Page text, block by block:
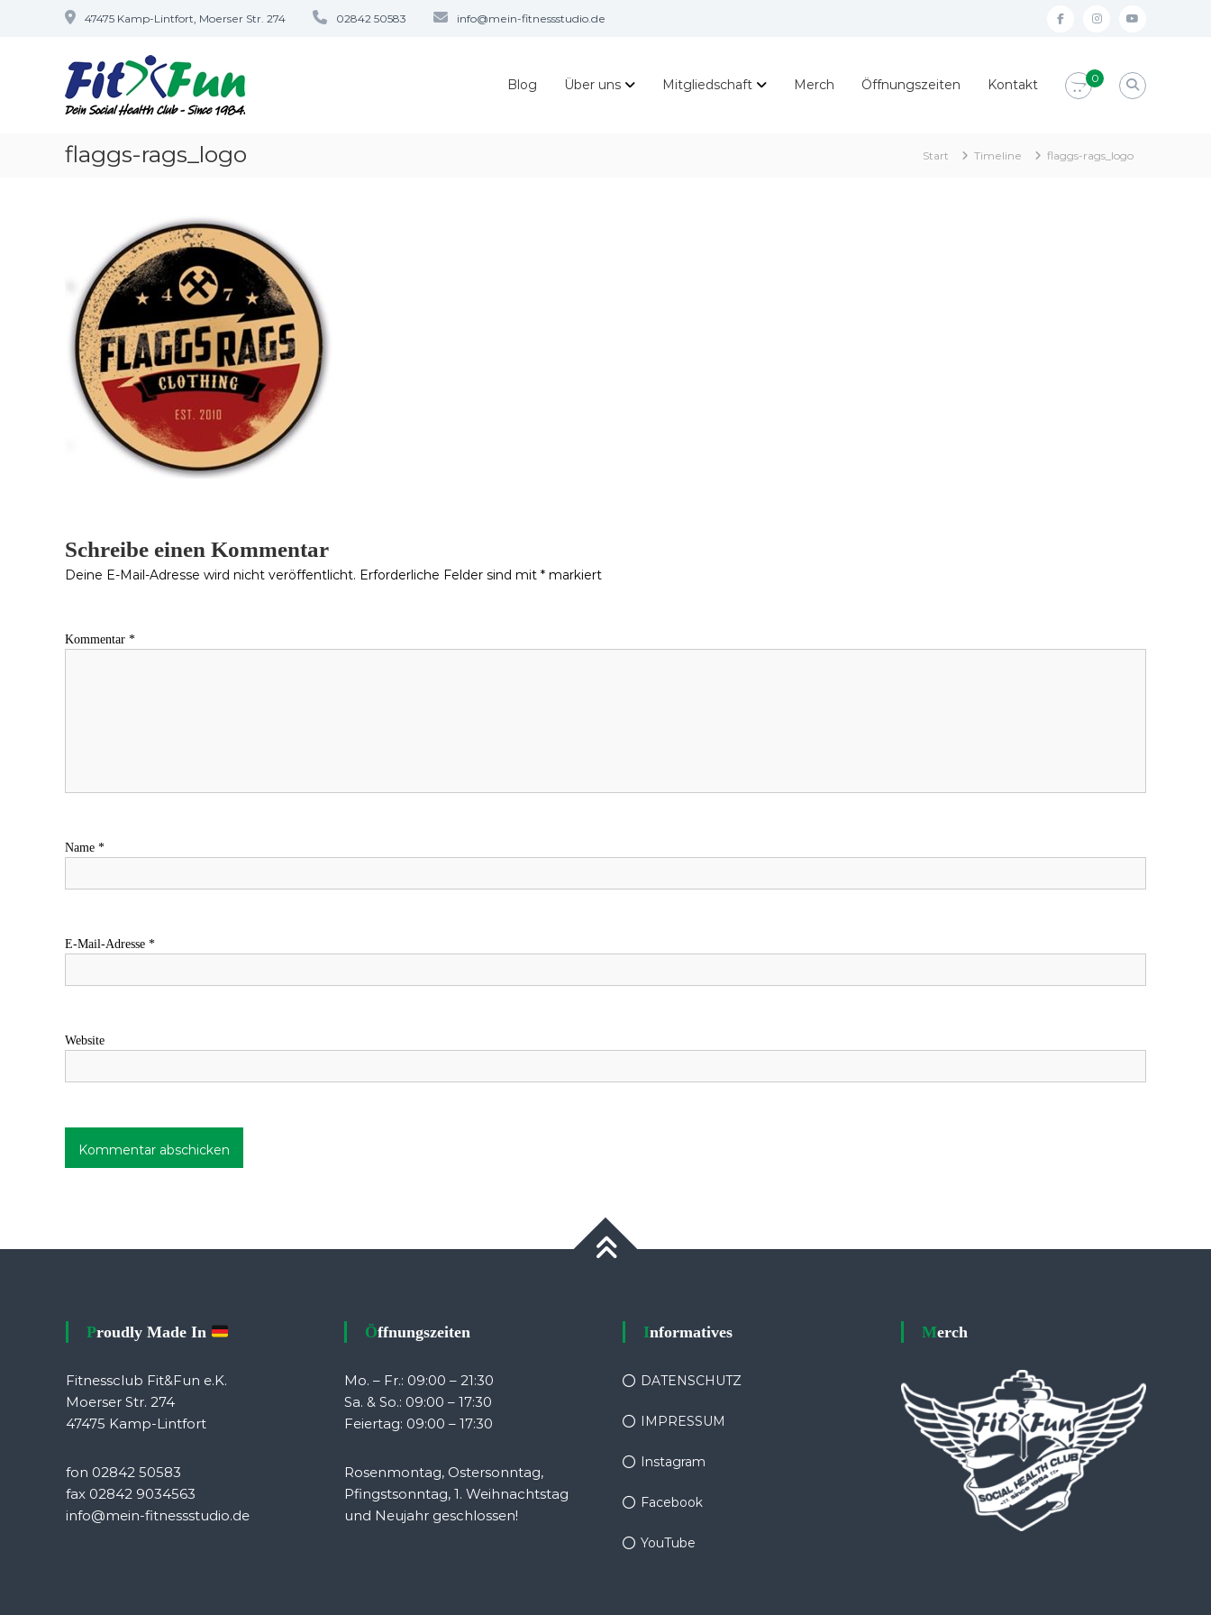
47475 Kamp-Lintfort, Moerser Str. 274 02842 50583 info@mein-fitnessstudio.de #Facebook#Instagram
Fit&Fun
–
Dein
Fitnessstudio
in
Kamp-
Since
1984
Blog Über uns Mitgliedschaft Merch Öffnungszeiten Kontakt 0
flaggs-rags_logo Start Timeline flaggs-rags_logo
Schreibe einen Kommentar
Deine E-Mail-Adresse wird nicht veröffentlicht. Erforderliche Felder sind mit * markiert
Kommentar *
Name *
E-Mail-Adresse *
Website
Proudly Made In
Fitnessclub Fit&Fun e.K.
Moerser Str. 274
47475 Kamp-Lintfort
fon 02842 50583
fax 02842 9034563
info@mein-fitnessstudio.de
Öffnungszeiten
Mo. – Fr.: 09:00 – 21:30
Sa. & So.: 09:00 – 17:30
Feiertag: 09:00 – 17:30
Rosenmontag, Ostersonntag,
Pfingstsonntag, 1. Weihnachtstag
und Neujahr geschlossen!
Informatives
DATENSCHUTZ
IMPRESSUM
Instagram
Facebook
YouTube
Merch